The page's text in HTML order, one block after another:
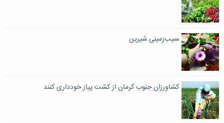
سیب‌زمینی شیرین
کشاورزان جنوب کرمان از کشت پیاز خودداری کنند